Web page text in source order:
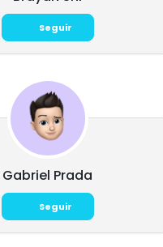
Seguir
Gabriel Prada
Seguir